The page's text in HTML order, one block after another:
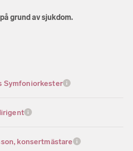
grund av sjukdom.
Symfoniorkester
konsertmästare